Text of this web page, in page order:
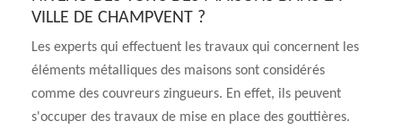
VILLE DE CHAMPVENT ?
Les experts qui effectuent les travaux qui concernent les
éléments métalliques des maisons sont considérés
comme des couvreurs zingueurs. En effet, ils peuvent
s'occuper des travaux de mise en place des gouttières.